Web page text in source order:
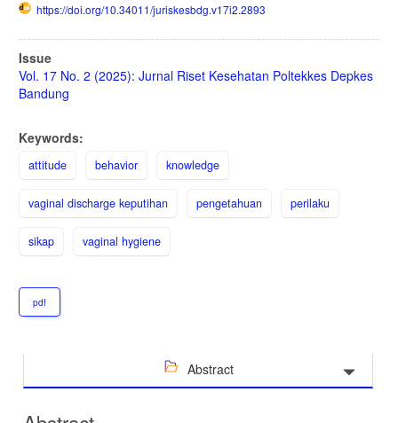
https://doi.org/10.34011/juriskesbdg.v17i2.2893
Article
Sidebar
Issue
Vol. 17 No. 2 (2025): Jurnal Riset Kesehatan Poltekkes Depkes
Bandung
Keywords:
attitude behavior knowledge
vaginal discharge keputihan pengetahuan perilaku
sikap vaginal hygiene
pdf
Abstract